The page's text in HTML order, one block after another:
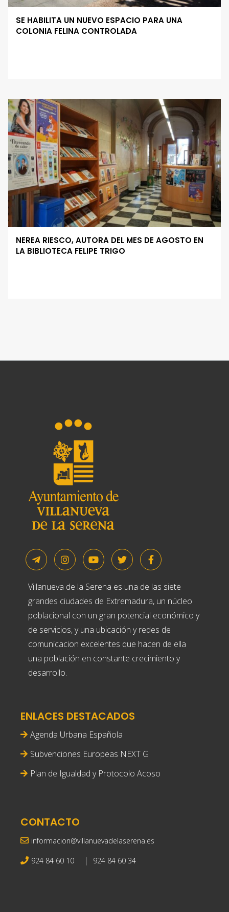
SE HABILITA UN NUEVO ESPACIO PARA UNA
COLONIA FELINA CONTROLADA
NEREA RIESCO, AUTORA DEL MES DE AGOSTO EN
LA BIBLIOTECA FELIPE TRIGO
Villanueva de la Serena es una de las siete
grandes ciudades de Extremadura, un núcleo
poblacional con un gran potencial económico y
de servicios, y una ubicación y redes de
comunicacion excelentes que hacen de ella
una población en constante crecimiento y
desarrollo.
ENLACES DESTACADOS
Agenda Urbana Española
Subvenciones Europeas NEXT G
Plan de Igualdad y Protocolo Acoso
CONTACTO
informacion@villanuevadelaserena.es
924 84 60 10 | 924 84 60 34